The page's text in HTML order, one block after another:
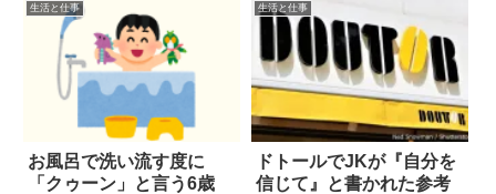
生活と仕事
お風呂で洗い流す度に
「クゥーン」と言う6歳
生活と仕事
ドトールでJKが『自分を
信じて』と書かれた参考